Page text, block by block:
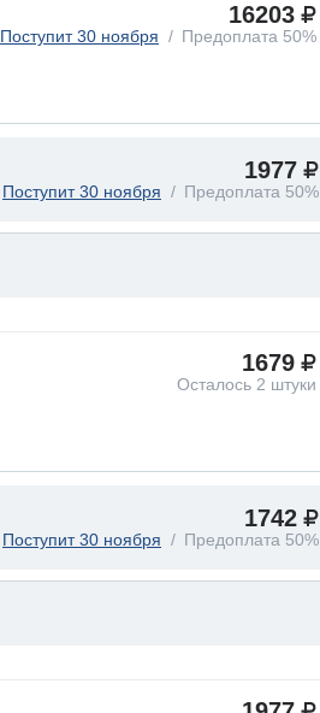
16203
Поступит 30 ноября Предоплата 50%
1977
Поступит 30 ноября Предоплата 50%
1679
Осталось 2 штуки
1742
Поступит 30 ноября Предоплата 50%